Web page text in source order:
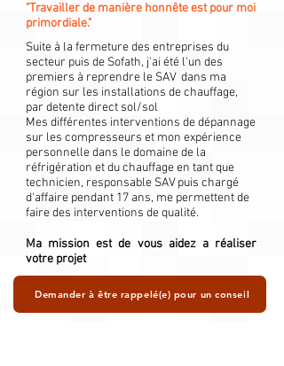
"Travailler de manière honnête est pour moi
primordiale."
Suite à la fermeture des entreprises du
secteur puis de Sofath, j'ai été l'un des
premiers à reprendre le SAV dans ma
région sur les installations de chauffage,
par detente direct sol/sol
Mes différentes interventions de dépannage
sur les compresseurs et mon expérience
personnelle dans le domaine de la
réfrigération et du chauffage en tant que
technicien, responsable SAV puis chargé
d'affaire pendant 17 ans, me permettent de
faire des interventions de qualité.
Ma mission est de vous aidez a réaliser
votre projet
Demander à être rappelé(e) pour un conseil